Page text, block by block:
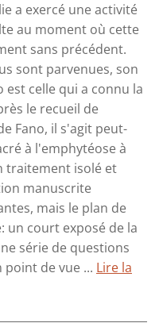
a exercé une activité
au moment où cette
sans précédent.
sont parvenues, son
celle qui a connu la
le recueil de
Fano, il s'agit peut-
à l'emphytéose à
traitement isolé et
manuscrite
mais le plan de
un court exposé de la
série de questions
de vue ... Lire la